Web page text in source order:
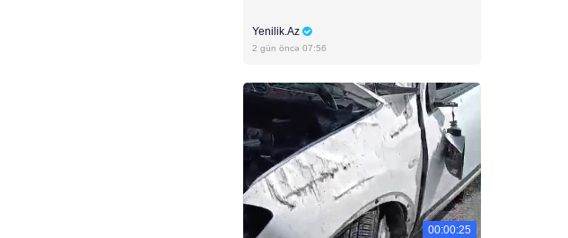
Yenilik.Az
2 gün öncə 07:56
00:00:25